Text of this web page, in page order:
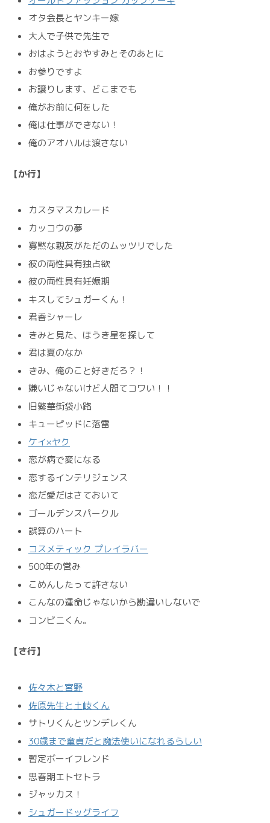
オタ会長とヤンキー嫁
大人で子供で先生で
おはようとおやすみとそのあとに
お参りですよ
お譲りします、どこまでも
俺がお前に何をした
俺は仕事ができない！
俺のアオハルは渡さない
【か行】
カスタマスカレード
カッコウの夢
寡黙な親友がただのムッツリでした
彼の両性具有独占欲
彼の両性具有妊娠期
キスしてシュガーくん！
君香シャーレ
きみと見た、ほうき星を探して
君は夏のなか
きみ、俺のこと好きだろ？！
嫌いじゃないけど人間てコワい！！
旧繁華街袋小路
キューピッドに落雷
ケイ×ヤク
恋が病で変になる
恋するインテリジェンス
恋だ愛だはさておいて
ゴールデンスパークル
誤算のハート
コスメティック プレイラバー
500年の営み
こめんしたって許さない
こんなの運命じゃないから勘違いしないで
コンビニくん。
【さ行】
佐々木と宮野
佐原先生と土岐くん
サトリくんとツンデレくん
30歳まで童貞だと魔法使いになれるらしい
暫定ボーイフレンド
思春期エトセトラ
ジャッカス！
シュガードッグライフ